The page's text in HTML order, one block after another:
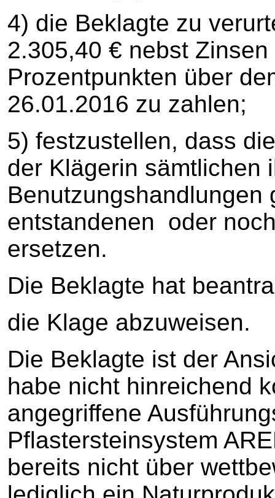
4) die Beklagte zu
2.305,40 € nebst
Prozentpunkten über
26.01.2016 zu zahlen;
5) festzustellen, dass
der Klägerin sämtlichen
Benutzungshandlungen
entstandenen oder
ersetzen.
Die Beklagte hat
die Klage abzuweisen.
Die Beklagte ist der
habe nicht hinreichend
angegriffene
Pflastersteinsystem
bereits nicht über